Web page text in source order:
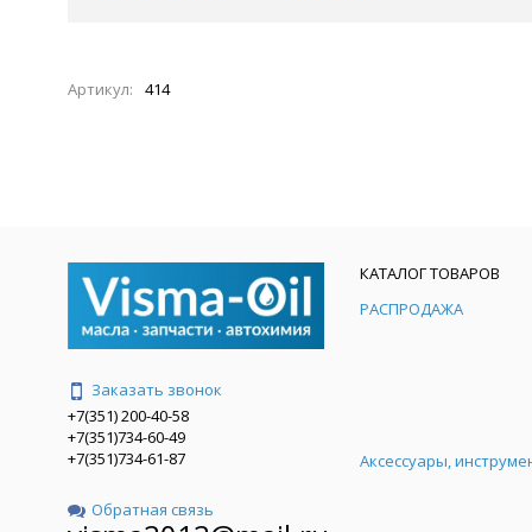
Артикул: 414
Заказать звонок
+7(351) 200-40-58
+7(351)734-60-49
+7(351)734-61-87
Обратная связь
КАТАЛОГ ТОВАРОВ
РАСПРОДАЖА
Аксессуары,